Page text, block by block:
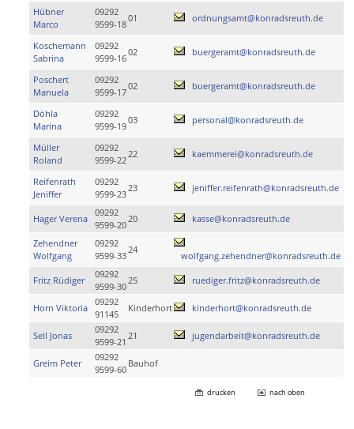
Hübner
Marco
09292
9599-18
01 ordnungsamt@konradsreuth.de
Koschemann
Sabrina
09292
9599-16
02 buergeramt@konradsreuth.de
Poschert
Manuela
09292
9599-17
02 buergeramt@konradsreuth.de
Döhla
Marina
09292
9599-19
03 personal@konradsreuth.de
Müller
Roland
09292
9599-22
22 kaemmerei@konradsreuth.de
Reifenrath
Jeniffer
09292
9599-23
23 jeniffer.reifenrath@konradsreuth.de
Hager Verena
09292
9599-20
20 kasse@konradsreuth.de
Zehendner
Wolfgang
09292
9599-33
24
wolfgang.zehendner@konradsreuth.de
Fritz Rüdiger
09292
9599-30
25 ruediger.fritz@konradsreuth.de
Horn Viktoria
09292
91145
Kinderhort kinderhort@konradsreuth.de
Sell Jonas
09292
9599-21
21 jugendarbeit@konradsreuth.de
Greim Peter
09292
9599-60
Bauhof
drucken nach oben